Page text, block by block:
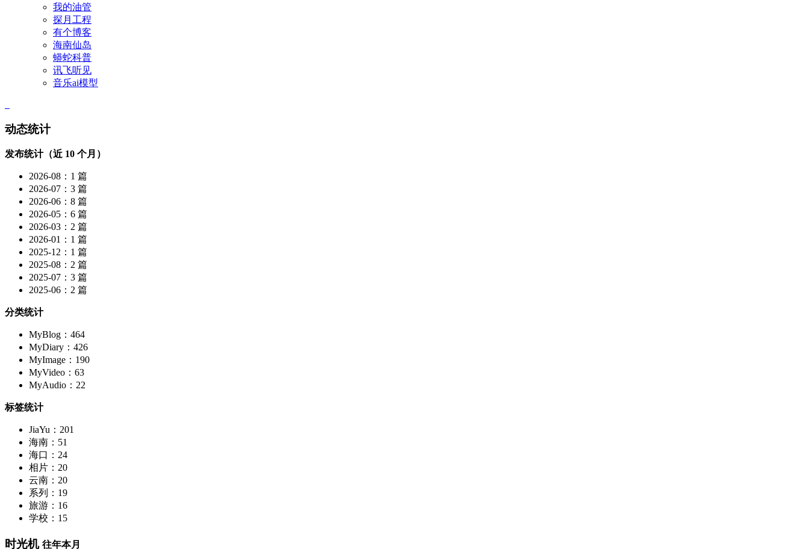
我的油管
探月工程
有个博客
海南仙岛
蟒蛇科普
讯飞听见
音乐ai模型
动态统计
发布统计（近 10 个月）
2026-08：1 篇
2026-07：3 篇
2026-06：8 篇
2026-05：6 篇
2026-03：2 篇
2026-01：1 篇
2025-12：1 篇
2025-08：2 篇
2025-07：3 篇
2025-06：2 篇
分类统计
MyBlog：464
MyDiary：426
MyImage：190
MyVideo：63
MyAudio：22
标签统计
JiaYu：201
海南：51
海口：24
相片：20
云南：20
系列：19
旅游：16
学校：15
时光机 往年本月